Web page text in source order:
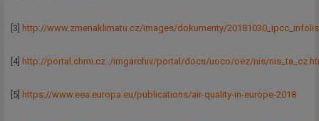
[3] http://www.zmenaklimatu.cz/images/dokumenty/
[4] http://portal.chmi.cz../imgarchiv/portal/docs/uoco/oez/nis/
[5] https://www.eea.europa.eu/publications/air-quality-in-europe-2018